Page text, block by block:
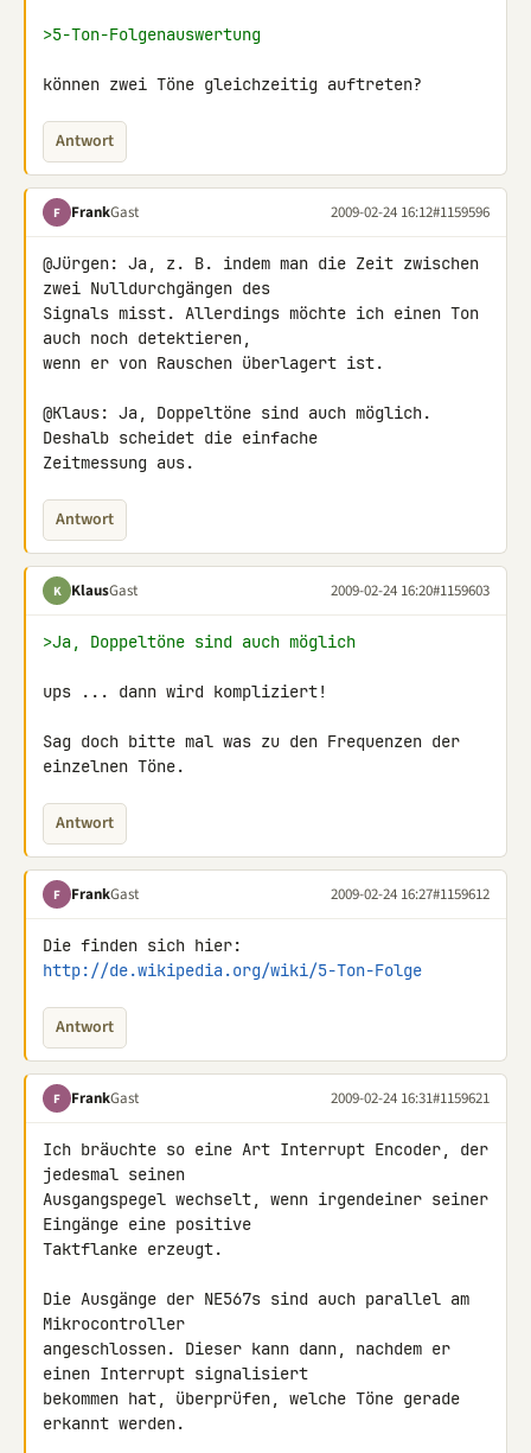
>5-Ton-Folgenauswertung
können zwei Töne gleichzeitig auftreten?
Antwort
F FrankGast 2009-02-24 16:12#1159596
@Jürgen: Ja, z. B. indem man die Zeit zwischen
zwei Nulldurchgängen des
Signals misst. Allerdings möchte ich einen Ton
auch noch detektieren,
wenn er von Rauschen überlagert ist.
@Klaus: Ja, Doppeltöne sind auch möglich.
Deshalb scheidet die einfache
Zeitmessung aus.
Antwort
K KlausGast 2009-02-24 16:20#1159603
>Ja, Doppeltöne sind auch möglich
ups ... dann wird kompliziert!
Sag doch bitte mal was zu den Frequenzen der
einzelnen Töne.
Antwort
F FrankGast 2009-02-24 16:27#1159612
http://de.wikipedia.org/wiki/5-Ton-Folge
Antwort
F FrankGast 2009-02-24 16:31#1159621
Ich bräuchte so eine Art Interrupt Encoder, der
jedesmal seinen
Ausgangspegel wechselt, wenn irgendeiner seiner
Eingänge eine positive
Taktflanke erzeugt.
Die Ausgänge der NE567s sind auch parallel am
Mikrocontroller
angeschlossen. Dieser kann dann, nachdem er
einen Interrupt signalisiert
bekommen hat, überprüfen, welche Töne gerade
erkannt werden.